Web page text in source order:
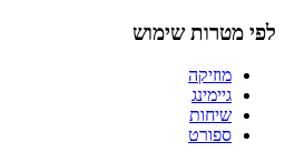
לפי מטרות שימוש
מוזיקה
גיימינג
שיחות
ספורט